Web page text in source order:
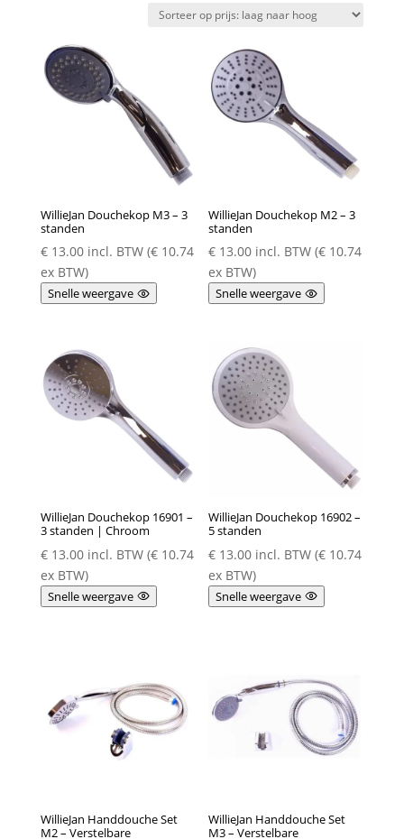
prijs:
WillieJan Douchekop M3 – 3
standen
€13.00 incl. BTW (€10.74
ex BTW)
Snelle weergave
WillieJan Douchekop M2 – 3
standen
€ 13.00 incl. BTW (€ 10.74
ex BTW)
Snelle weergave
WillieJan Douchekop 16901 –
3 standen | Chroom
€13.00 incl. BTW (€10.74
ex BTW)
Snelle weergave
WillieJan Douchekop 16902 –
5 standen
€ 13.00 incl. BTW (€ 10.74
ex BTW)
Snelle weergave
WillieJan Handdouche Set
M2 – Verstelbare
WillieJan Handdouche Set
M3 – Verstelbare